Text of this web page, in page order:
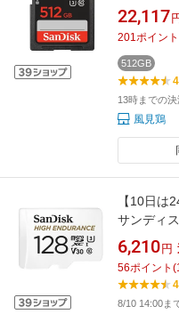
R:200MB/
22,117
201ポイント
512GB
13時までの
風見鶏
【10日は
サンディ
6,210 円
56ポイント (
8/10 14:00ま